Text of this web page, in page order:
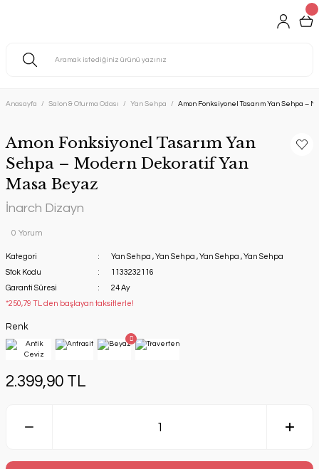
Anasayfa Salon & Oturma Odası Yan Sehpa Amon Fonksiyonel Tasarım Yan Sehpa –
Amon Fonksiyonel Tasarım Yan
Sehpa – Modern Dekoratif Yan
Masa Beyaz
İnarch Dizayn
0 Yorum
Kategori Yan Sehpa ,Yan Sehpa ,Yan Sehpa ,Yan Sehpa
Stok Kodu
1133232116
Garanti Süresi
24 Ay
*250,79 TL den başlayan taksitlerle!
Renk
2.399,90 TL